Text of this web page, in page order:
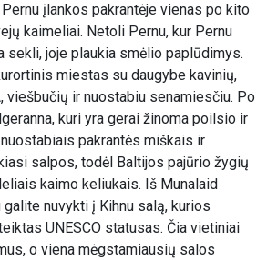
įlankos pakrantėje vienas po kito
kaimeliai. Netoli Pernu, kur Pernu
sekli, joje plaukia smėlio paplūdimys.
miestas su daugybe kavinių,
viešbučių ir nuostabiu senamiesčiu. Po
kuri yra gerai žinoma poilsio ir
pakrantės miškais ir
salpos, todėl Baltijos pajūrio žygių
kaimo keliukais. Iš Munalaid
nuvykti į Kihnu salą, kurios
UNESCO statusas. Čia vietiniai
o viena mėgstamiausių salos